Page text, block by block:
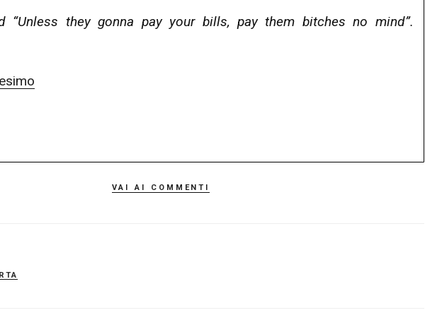
“Unless they gonna pay your bills, pay them bitches no mind”.
vai ai commenti